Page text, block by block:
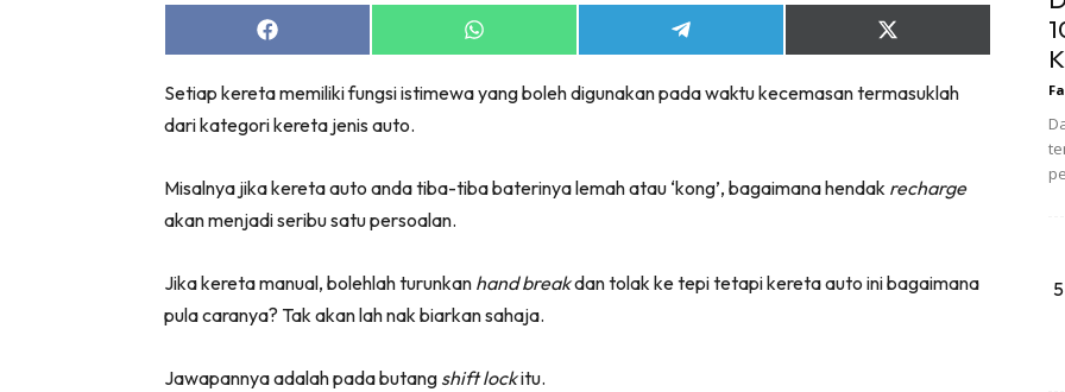
Share
on
Share
on
Share
on
Share
on
(Twitter)
Setiap kereta memiliki fungsi istimewa yang boleh digunakan pada waktu kecemasan termasuklah
dari kategori kereta jenis auto.
Misalnya jika kereta auto anda tiba-tiba baterinya lemah atau ‘kong’, bagaimana hendak recharge
akan menjadi seribu satu persoalan.
Jika kereta manual, bolehlah turunkan hand breakdan tolak ke tepi tetapi kereta auto ini bagaimana
pula caranya? Tak akan lah nak biarkan sahaja.
Jawapannya adalah pada butang shift lockitu.